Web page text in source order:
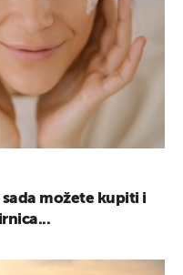
možete kupiti i